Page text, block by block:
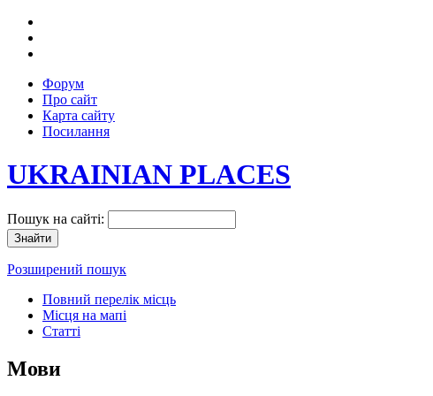
Форум
Про сайт
Карта сайту
Посилання
UKRAINIAN PLACES
Пошук на сайті:
Розширений пошук
Повний перелік місць
Місця на мапі
Статті
Мови